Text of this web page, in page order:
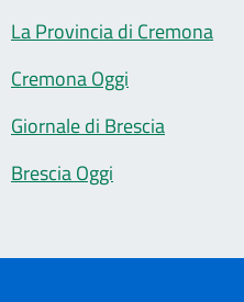
La Provincia di Cremona
Cremona Oggi
Giornale di Brescia
Brescia Oggi